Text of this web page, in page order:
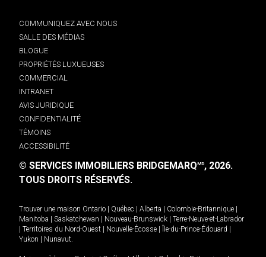
COMMUNIQUEZ AVEC NOUS
SALLE DES MÉDIAS
BLOGUE
PROPRIÉTÉS LUXUEUSES
COMMERCIAL
INTRANET
AVIS JURIDIQUE
CONFIDENTIALITÉ
TÉMOINS
ACCESSIBILITÉ
© SERVICES IMMOBILIERS BRIDGEMARQMD, 2026.
TOUS DROITS RÉSERVÉS.
Trouver une maison Ontario Québec Alberta Colombie-Britannique
Manitoba
Saskatchewan Nouveau-Brunswick
Terre-Neuve-et-Labrador
Territoires du Nord-Ouest Nouvelle-Écosse Île-du-Prince-Édouard
Yukon
Nunavut.